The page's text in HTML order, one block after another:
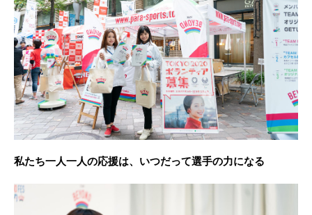
私たち一人一人の応援は、いつだって選手の力になる